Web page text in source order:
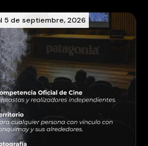
5 de septiembre, 2026